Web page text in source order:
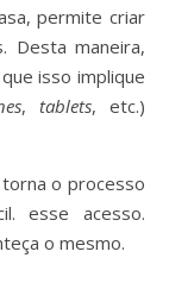
permite criar
Desta maneira,
isso implique
,tablets, etc.)
o processo
esse acesso.
o mesmo.